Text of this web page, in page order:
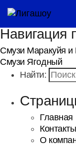
Навигация
Смузи Маракуйя и
Смузи Ягодный
Найти:
Главная
Контакты
О